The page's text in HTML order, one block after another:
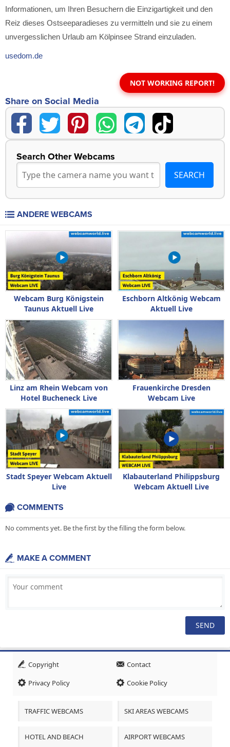
Informationen, um Ihren Besuchern die Einzigartigkeit und den
Reiz dieses Ostseeparadieses zu vermitteln und sie zu einem
unvergesslichen Urlaub am Kölpinsee Strand einzuladen.
usedom.de
NOT WORKING REPORT!
Share on Social Media
Search Other Webcams
ANDERE WEBCAMS
Webcam Burg Königstein
Taunus Aktuell Live
Eschborn Altkönig Webcam
Aktuell Live
Linz am Rhein Webcam von
Hotel Bucheneck Live
Frauenkirche Dresden
Webcam Live
Stadt Speyer Webcam Aktuell
Live
Klabauterland Philippsburg
Webcam Aktuell Live
COMMENTS
No comments yet. Be the first by the filling the form below.
MAKE A COMMENT
Copyright
Contact
Privacy Policy
Cookie Policy
TRAFFIC WEBCAMS SKI AREAS WEBCAMS
HOTEL AND BEACH AIRPORT WEBCAMS